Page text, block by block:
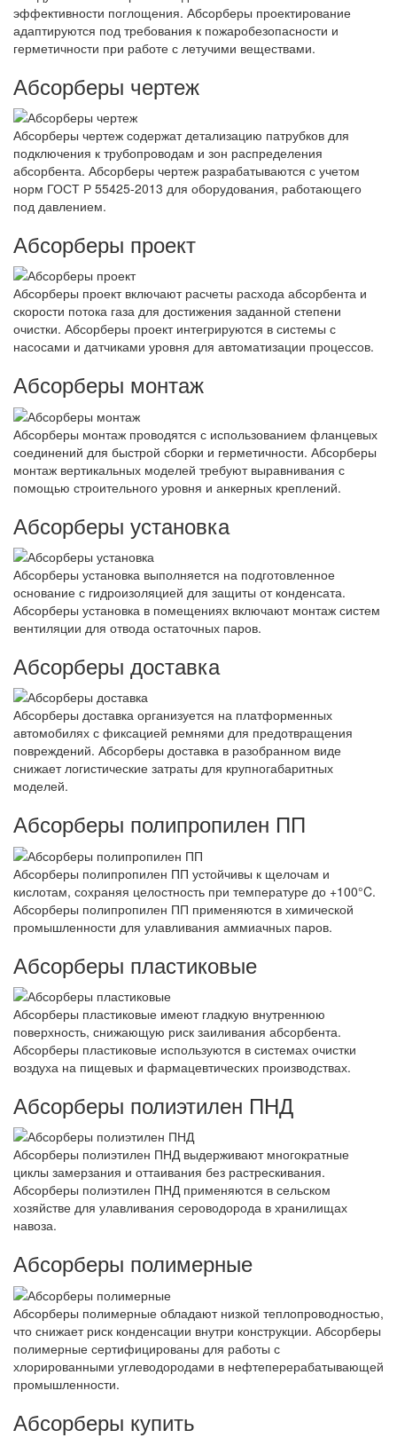
эффективности поглощения. Абсорберы проектирование
адаптируются под требования к пожаробезопасности и
герметичности при работе с летучими веществами.
Абсорберы чертеж
Абсорберы чертеж содержат детализацию патрубков для
подключения к трубопроводам и зон распределения
абсорбента. Абсорберы чертеж разрабатываются с учетом
норм ГОСТ Р 55425-2013 для оборудования, работающего
под давлением.
Абсорберы проект
Абсорберы проект включают расчеты расхода абсорбента и
скорости потока газа для достижения заданной степени
очистки. Абсорберы проект интегрируются в системы с
насосами и датчиками уровня для автоматизации процессов.
Абсорберы монтаж
Абсорберы монтаж проводятся с использованием фланцевых
соединений для быстрой сборки и герметичности. Абсорберы
монтаж вертикальных моделей требуют выравнивания с
помощью строительного уровня и анкерных креплений.
Абсорберы установка
Абсорберы установка выполняется на подготовленное
основание с гидроизоляцией для защиты от конденсата.
Абсорберы установка в помещениях включают монтаж систем
вентиляции для отвода остаточных паров.
Абсорберы доставка
Абсорберы доставка организуется на платформенных
автомобилях с фиксацией ремнями для предотвращения
повреждений. Абсорберы доставка в разобранном виде
снижает логистические затраты для крупногабаритных
моделей.
Абсорберы полипропилен ПП
Абсорберы полипропилен ПП устойчивы к щелочам и
кислотам, сохраняя целостность при температуре до +100°C.
Абсорберы полипропилен ПП применяются в химической
промышленности для улавливания аммиачных паров.
Абсорберы пластиковые
Абсорберы пластиковые имеют гладкую внутреннюю
поверхность, снижающую риск заиливания абсорбента.
Абсорберы пластиковые используются в системах очистки
воздуха на пищевых и фармацевтических производствах.
Абсорберы полиэтилен ПНД
Абсорберы полиэтилен ПНД выдерживают многократные
циклы замерзания и оттаивания без растрескивания.
Абсорберы полиэтилен ПНД применяются в сельском
хозяйстве для улавливания сероводорода в хранилищах
навоза.
Абсорберы полимерные
Абсорберы полимерные обладают низкой теплопроводностью,
что снижает риск конденсации внутри конструкции. Абсорберы
полимерные сертифицированы для работы с
хлорированными углеводородами в нефтеперерабатывающей
промышленности.
Абсорберы купить